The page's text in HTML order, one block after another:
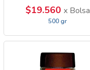
$19.560 x Bolsa
500 gr